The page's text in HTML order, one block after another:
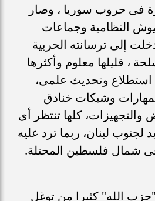
فى حروب سوريا ، وصار
النظامية وجماعات
إلى ترسانته الحربية
، قليلها معلوم وأكثرها
وتحديث علمى،
وشبكات خنادق
والتجهيزات، كلها تنتظر أى
لبنان، ربما ترد عليه
شمال فلسطين المحتلة.
الله" كثيرا من توغل